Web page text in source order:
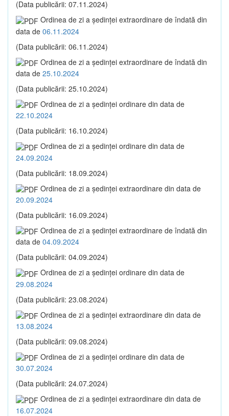
(Data publicării: 07.11.2024)
Ordinea de zi a şedinţei extraordinare de îndată din
data de 06.11.2024
(Data publicării: 06.11.2024)
Ordinea de zi a şedinţei extraordinare de îndată din
data de 25.10.2024
(Data publicării: 25.10.2024)
Ordinea de zi a şedinţei ordinare din data de
22.10.2024
(Data publicării: 16.10.2024)
Ordinea de zi a şedinţei ordinare din data de
24.09.2024
(Data publicării: 18.09.2024)
Ordinea de zi a şedinţei extraordinare din data de
20.09.2024
(Data publicării: 16.09.2024)
Ordinea de zi a şedinţei extraordinare de îndată din
data de 04.09.2024
(Data publicării: 04.09.2024)
Ordinea de zi a şedinţei ordinare din data de
29.08.2024
(Data publicării: 23.08.2024)
Ordinea de zi a şedinţei extraordinare din data de
13.08.2024
(Data publicării: 09.08.2024)
Ordinea de zi a şedinţei ordinare din data de
30.07.2024
(Data publicării: 24.07.2024)
Ordinea de zi a şedinţei extraordinare din data de
16.07.2024